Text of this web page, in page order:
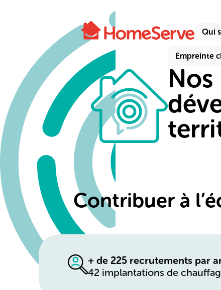
Qui
Empreinte
Contribuer à
+ de 225 recrutements par
42 implantations de